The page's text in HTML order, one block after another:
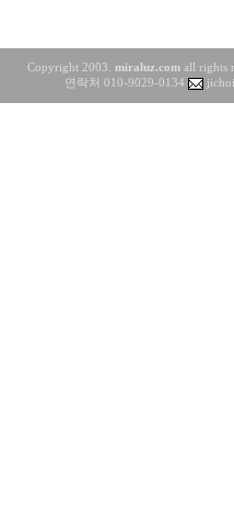
Copyright 2003.miraluz.com all rights
연락처 010-9029-0134